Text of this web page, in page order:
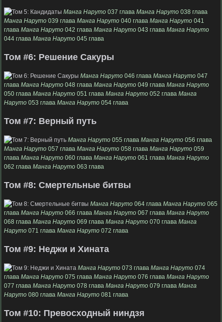
Манга Наруто 037 глава Манга Наруто 038 глава
Манга Наруто 039 глава Манга Наруто 040 глава Манга Наруто 041
глава Манга Наруто 042 глава Манга Наруто 043 глава Манга Наруто
044 глава Манга Наруто 045 глава
Том #6: Решение Сакуры
Манга Наруто 046 глава Манга Наруто 047
глава Манга Наруто 048 глава Манга Наруто 049 глава Манга Наруто
050 глава Манга Наруто 051 глава Манга Наруто 052 глава Манга
Наруто 053 глава Манга Наруто 054 глава
Том #7: Верный путь
Манга Наруто 055 глава Манга Наруто 056 глава
Манга Наруто 057 глава Манга Наруто 058 глава Манга Наруто 059
глава Манга Наруто 060 глава Манга Наруто 061 глава Манга Наруто
062 глава Манга Наруто 063 глава
Том #8: Смертельные битвы
Манга Наруто 064 глава Манга Наруто 065
глава Манга Наруто 066 глава Манга Наруто 067 глава Манга Наруто
068 глава Манга Наруто 069 глава Манга Наруто 070 глава Манга
Наруто 071 глава Манга Наруто 072 глава
Том #9: Неджи и Хината
Манга Наруто 073 глава Манга Наруто 074
глава Манга Наруто 075 глава Манга Наруто 076 глава Манга Наруто
077 глава Манга Наруто 078 глава Манга Наруто 079 глава Манга
Наруто 080 глава Манга Наруто 081 глава
Том #10: Превосходный ниндзя